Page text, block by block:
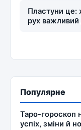
Пластуни це:
рух важливий
Популярне
Таро-гороскоп
успіх, зміни й